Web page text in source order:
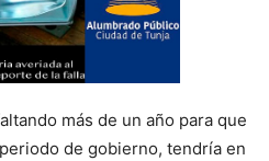
más de un año para que
de gobierno, tendría en